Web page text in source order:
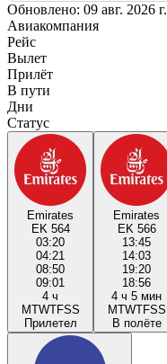
Обновлено: 09 авг. 2026 г.
Авиакомпания
Рейс
Вылет
Прилёт
В пути
Дни
Статус
Emirates
EK 564
03:20
04:21
08:50
09:01
4 ч
MTWTFSS
Прилетел
Emirates
EK 566
13:45
14:03
19:20
18:56
4 ч 5 мин
MTWTFSS
В полёте